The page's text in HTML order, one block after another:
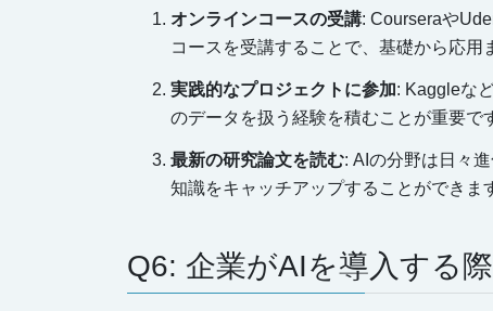
オンラインコースの受講: Courseraや
コースを受講することで、基礎から応用
実践的なプロジェクトに参加: Kaggleな
のデータを扱う経験を積むことが重要で
最新の研究論文を読む: AIの分野は日々
知識をキャッチアップすることができま
Q6: 企業がAIを導入する